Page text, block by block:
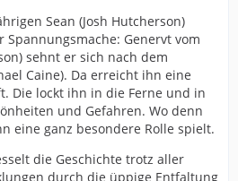
Sean (Josh Hutcherson)
Spannungsmache: Genervt vom
sehnt er sich nach dem
Caine). Da erreicht ihn eine
Die lockt ihn in die Ferne und in
und Gefahren. Wo denn
eine ganz besondere Rolle spielt.
die Geschichte trotz aller
durch die üppige Entfaltung